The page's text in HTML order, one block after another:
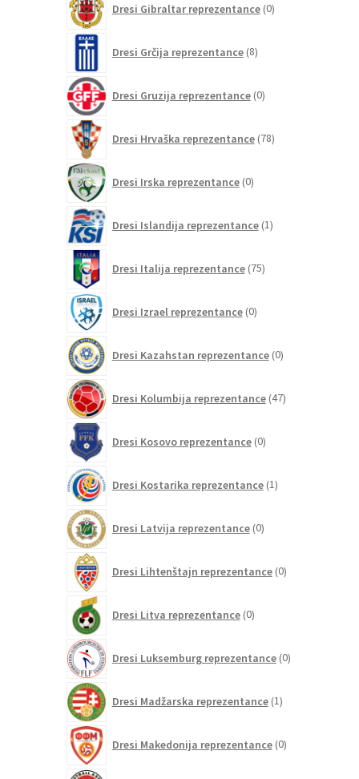
Dresi Gibraltar reprezentance 0izdelkov
Dresi Grčija reprezentance 8izdelkov
Dresi Gruzija reprezentance 0izdelkov
Dresi Hrvaška reprezentance 78izdelkov
Dresi Irska reprezentance 0izdelkov
Dresi Islandija reprezentance 1izdelek
Dresi Italija reprezentance 75izdelkov
Dresi Izrael reprezentance 0izdelkov
Dresi Kazahstan reprezentance 0izdelkov
Dresi Kolumbija reprezentance 47izdelkov
Dresi Kosovo reprezentance 0izdelkov
Dresi Kostarika reprezentance 1izdelek
Dresi Latvija reprezentance 0izdelkov
Dresi Lihtenštajn reprezentance 0izdelkov
Dresi Litva reprezentance 0izdelkov
Dresi Luksemburg reprezentance 0izdelkov
Dresi Madžarska reprezentance 1izdelek
Dresi Makedonija reprezentance 0izdelkov